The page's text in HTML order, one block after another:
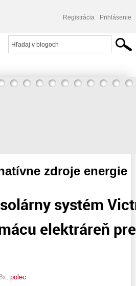
Registrácia Prihlásenie
zdroje energie
systém
elektráreň
polec